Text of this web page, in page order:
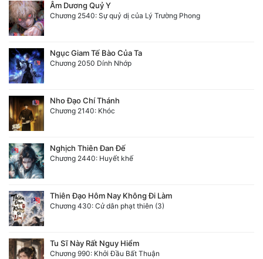
Âm Dương Quỷ Y
Chương 2540: Sự quỷ dị của Lý Trường Phong
Ngục Giam Tế Bào Của Ta
Chương 2050 Dính Nhớp
Nho Đạo Chí Thánh
Chương 2140: Khóc
Nghịch Thiên Đan Đế
Chương 2440: Huyết khế
Thiên Đạo Hôm Nay Không Đi Làm
Chương 430: Cử dân phạt thiên (3)
Tu Sĩ Này Rất Nguy Hiểm
Chương 990: Khởi Đầu Bất Thuận